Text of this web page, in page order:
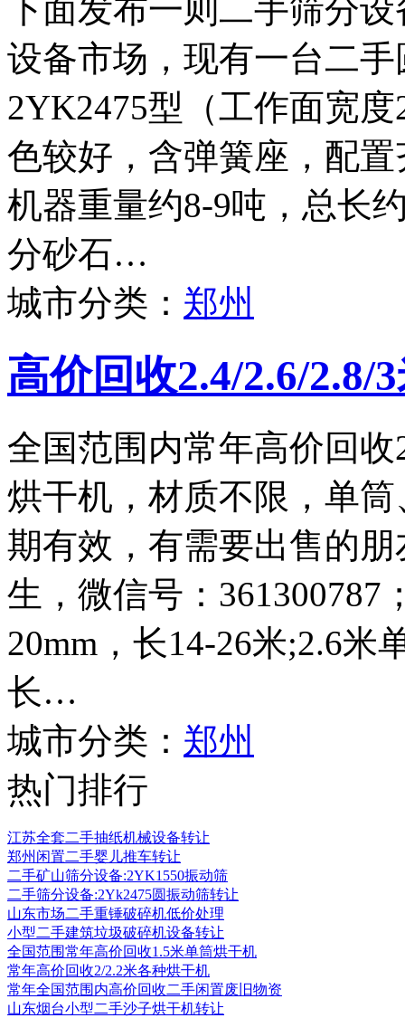
下面发布一则二手筛分
设备市场，现有一台二
2YK2475型（工作面宽
色较好，含弹簧座，配
机器重量约8-9吨，总长
分砂石…
城市分类： 郑州
高价回收2.4/2.6/2.8/
全国范围内常年高价回收
烘干机，材质不限，单
期有效，有需要出售的朋
生，微信号：361300787
20mm，长14-26米;2.6米
长…
城市分类： 郑州
热门排行
江苏全套二手抽纸机械设备转让
郑州闲置二手婴儿推车转让
二手矿山筛分设备:2YK1550振动筛
二手筛分设备:2Yk2475圆振动筛转让
山东市场二手重锤破碎机低价处理
小型二手建筑垃圾破碎机设备转让
全国范围常年高价回收1.5米单筒烘干机
常年高价回收2/2.2米各种烘干机
常年全国范围内高价回收二手闲置废旧物资
山东烟台小型二手沙子烘干机转让